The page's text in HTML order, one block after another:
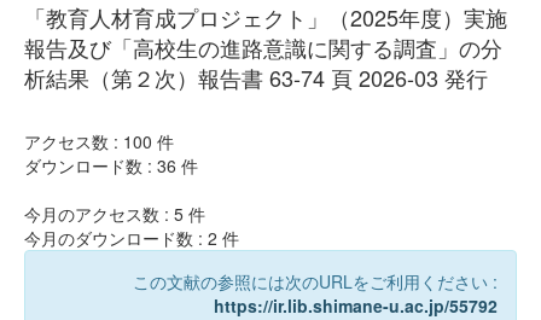
「教育人材育成プロジェクト」（2025年度）実施
報告及び「高校生の進路意識に関する調査」の分
析結果（第２次）報告書 63-74 頁 2026-03 発行
アクセス数 : 100 件
ダウンロード数 : 36 件
今月のアクセス数 : 5 件
今月のダウンロード数 : 2 件
この文献の参照には次のURLをご利用ください :
https://ir.lib.shimane-u.ac.jp/55792